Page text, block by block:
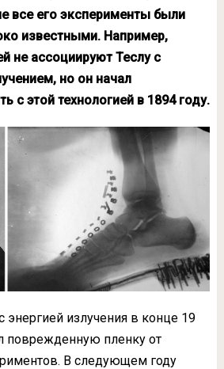
все его эксперименты были
известными. Например,
не ассоциируют Теслу с
но он начал
с этой технологией в 1894 году.
энергией излучения в конце 19
поврежденную пленку от
В следующем году